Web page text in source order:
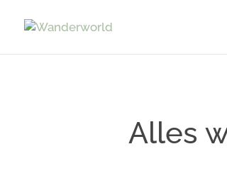
Alles